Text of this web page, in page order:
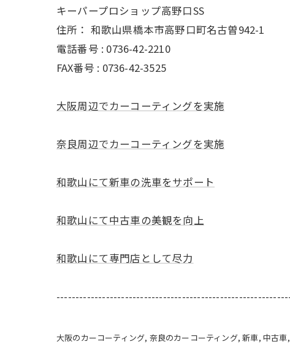
キーパープロショップ高野口SS
住所： 和歌山県橋本市高野口町名古曽942-1
電話番号 : 0736-42-2210
FAX番号 : 0736-42-3525
大阪周辺でカーコーティングを実施
奈良周辺でカーコーティングを実施
和歌山にて新車の洗車をサポート
和歌山にて中古車の美観を向上
和歌山にて専門店として尽力
大阪のカーコーティング 奈良のカーコーティング 新車 中古車